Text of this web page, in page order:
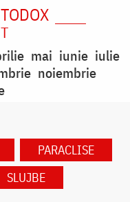
mai iunie iulie
noiembrie
PARACLISE
SLUJBE